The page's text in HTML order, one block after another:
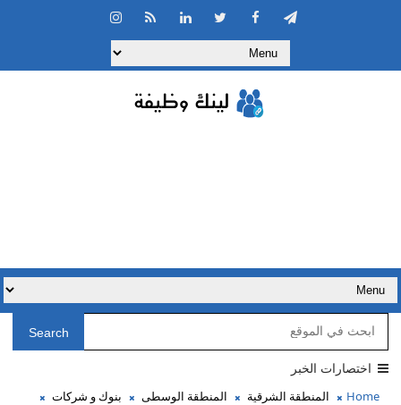
Search
اختصارات الخبر
Home المنطقة الشرقية المنطقة الوسطى
بنوك و شركات